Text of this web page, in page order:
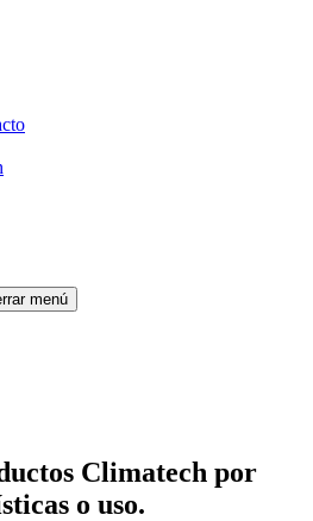
menú
Climatech por
o uso.